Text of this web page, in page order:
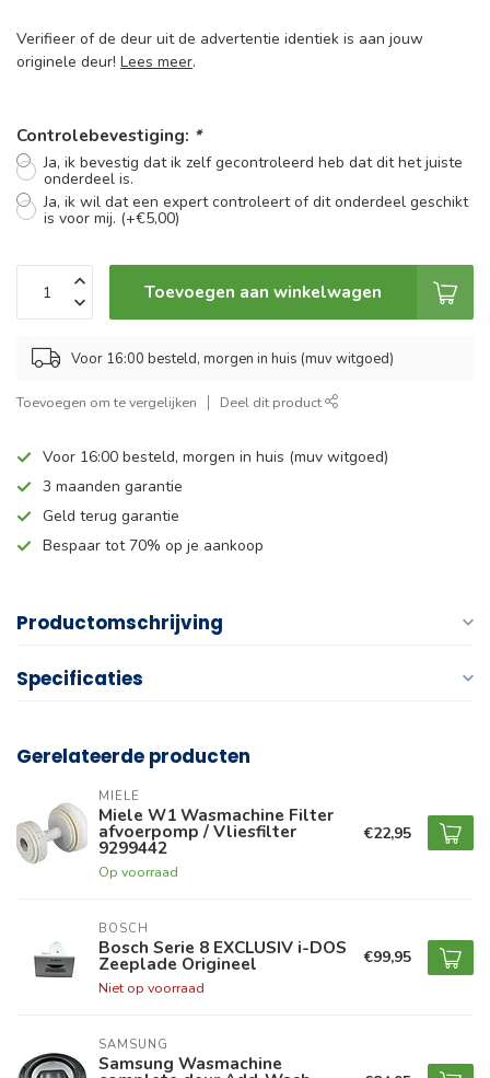
Verifieer of de deur uit de advertentie identiek is aan jouw
originele deur! Lees meer.
Controlebevestiging: *
Ja, ik bevestig dat ik zelf gecontroleerd heb dat dit het juiste
onderdeel is.
Ja, ik wil dat een expert controleert of dit onderdeel geschikt
is voor mij. (+€5,00)
Toevoegen aan winkelwagen
Voor 16:00 besteld, morgen in huis (muv witgoed)
Toevoegen om te vergelijken Deel dit product
Voor 16:00 besteld, morgen in huis (muv witgoed)
3 maanden garantie
Geld terug garantie
Bespaar tot 70% op je aankoop
Productomschrijving
Specificaties
Gerelateerde producten
MIELE
Miele W1 Wasmachine Filter
afvoerpomp / Vliesfilter
9299442
Op voorraad
€22,95
BOSCH
Bosch Serie 8 EXCLUSIV i-DOS
Zeeplade Origineel
Niet op voorraad
€99,95
SAMSUNG
Samsung Wasmachine